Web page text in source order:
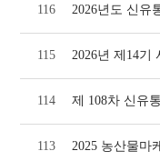
116
115
114
113